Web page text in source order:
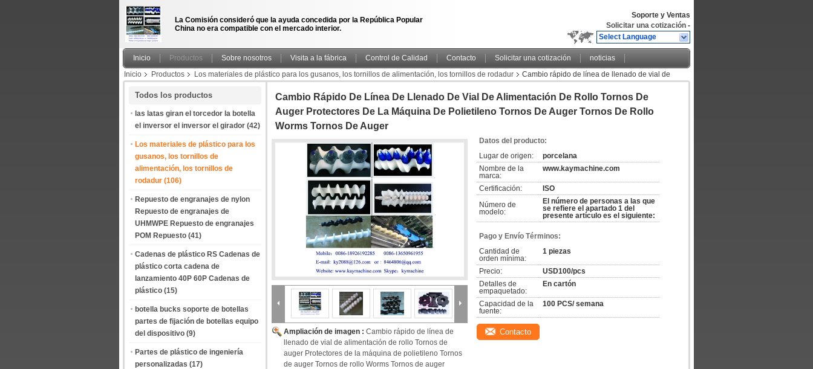
La Comisión consideró que la ayuda concedida por la República Popular
China no era compatible con el mercado interior.
Soporte y Ventas
Solicitar una cotización -
Select Language
Inicio Productos Sobre nosotros Visita a la fábrica Control de Calidad Contacto Solicitar una cotización
noticias
Inicio
Productos Los materiales de plástico para los gusanos, los tornillos de alimentación, los tornillos de rodadur
Cambio rápido de línea de llenado de vial de
Todos los productos
las latas giran el torcedor la botella
el inversor el inversor el girador (42)
Los materiales de plástico para los
gusanos, los tornillos de
alimentación, los tornillos de
rodadur (106)
Repuesto de engranajes de nylon
Repuesto de engranajes de
UHMWPE Repuesto de engranajes
POM Repuesto (41)
Cadenas de plástico RS Cadenas de
plástico corta cadena de
lanzamiento 40P 60P Cadenas de
plástico (15)
botella bucks soporte de botellas
partes de fijación de botellas equipo
del dispositivo (9)
Partes de plástico de ingeniería
personalizadas (17)
Cambio Rápido De Línea De Llenado De Vial De Alimentación De Rollo Tornos De
Auger Protectores De La Máquina De Polietileno Tornos De Auger Tornos De Rollo
Worms Tornos De Auger
Ampliación de imagen : Cambio rápido de línea de
llenado de vial de alimentación de rollo Tornos de
auger Protectores de la máquina de polietileno Tornos
de auger Tornos de rollo Worms Tornos de auger
Datos del producto:
Lugar de origen:
porcelana
Nombre de la
marca:
www.kaymachine.com
Certificación:
ISO
Número de
modelo:
El número de personas a las que
se refiere el apartado 1 del
presente artículo es el siguiente:
Pago y Envío Términos:
Cantidad de
orden mínima:
1 piezas
Precio:
USD100/pcs
Detalles de
empaquetado:
En cartón
Capacidad de la
fuente:
100 PCS/ semana
Contacto